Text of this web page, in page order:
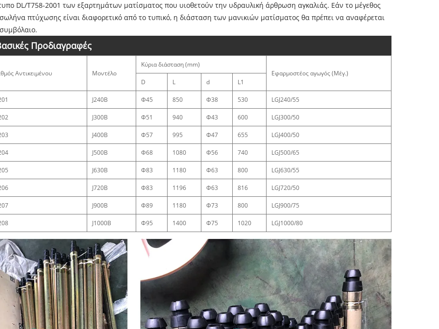
DL/T758-2001 των εξαρτημάτων ματίσματος που υιοθετούν την υδραυλική άρθρωση αγκαλιάς. Εάν το μέγεθος
πτύχωσης είναι διαφορετικό από το τυπικό, η διάσταση των μανικιών ματίσματος θα πρέπει να αναφέρεται
Προδιαγραφές
Αντικειμένου Μοντέλο
Κύρια διάσταση (mm)
Εφαρμοστέος αγωγός (Μέγ.)
D
L d L1
J240B Φ45 850 Φ38 530 LGJ240/55
J300B Φ51 940 Φ43 600 LGJ300/50
J400B Φ57 995 Φ47 655 LGJ400/50
J500B Φ68 1080 Φ56 740 LGJ500/65
J630B Φ83 1180 Φ63 800 LGJ630/55
J720B Φ83 1196 Φ63 816 LGJ720/50
J900B Φ89 1180 Φ73 800 LGJ900/75
J1000B Φ95 1400 Φ75 1020 LGJ1000/80